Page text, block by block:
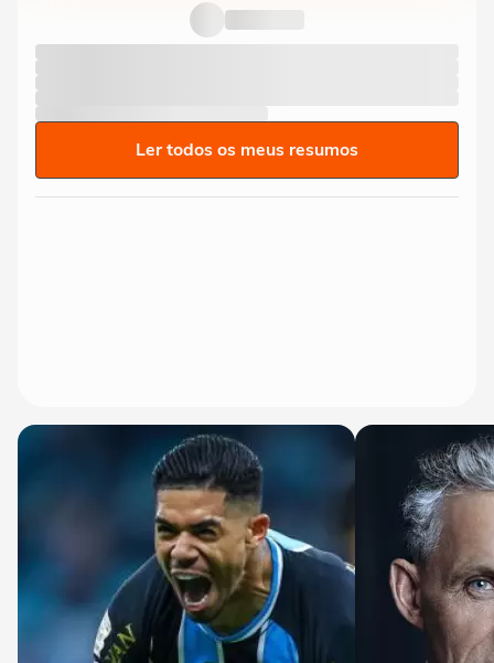
Ler todos os meus resumos